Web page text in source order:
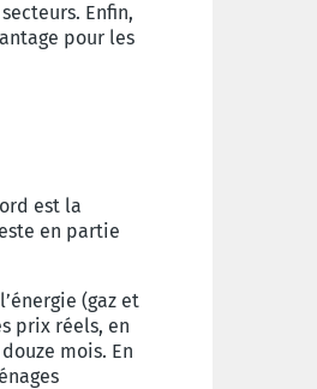
Enfin,
pour les
est la
en partie
(gaz et
prix réels, en
mois. En